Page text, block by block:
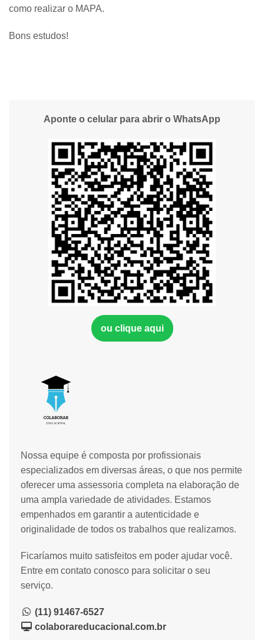
como realizar o MAPA.
Bons estudos!
Nossa equipe é composta por profissionais
especializados em diversas áreas, o que nos permite
oferecer uma assessoria completa na elaboração de
uma ampla variedade de atividades. Estamos
empenhados em garantir a autenticidade e
originalidade de todos os trabalhos que realizamos.
Ficaríamos muito satisfeitos em poder ajudar você.
Entre em contato conosco para solicitar o seu
serviço.
(11) 91467-6527
colaborareducacional.com.br
Aponte o celular para abrir o WhatsApp
ou clique aqui